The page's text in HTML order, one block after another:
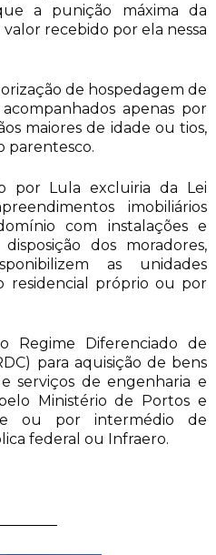
a punição máxima da
recebido por ela nessa
de hospedagem de
apenas por
maiores de idade ou tios,
parentesco.
por Lula excluiria da Lei
imobiliários
com instalações e
dos moradores,
as unidades
residencial próprio ou por
Regime Diferenciado de
para aquisição de bens
serviços de engenharia e
Ministério de Portos e
ou por intermédio de
federal ou Infraero.